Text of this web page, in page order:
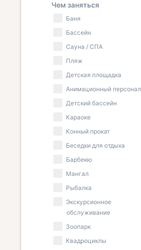
Чем заняться
Баня
Бассейн
Сауна / СПА
Пляж
Детская площадка
Анимационный персонал
Детский бассейн
Караоке
Конный прокат
Беседки для отдыха
Барбекю
Мангал
Рыбалка
Экскурсионное
обслуживание
Зоопарк
Квадроциклы